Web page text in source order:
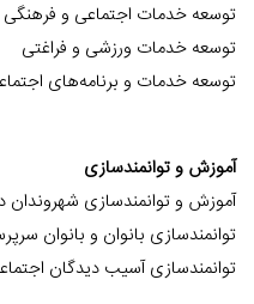
توسعه خدمات اجتماعی و فرهنگی
توسعه خدمات ورزشی و فراغتی
توسعه خدمات و برنامه‌های
آموزش و توانمندسازی
آموزش و توانمندسازی شهروندان
توانمندسازی بانوان و بانوان
توانمندسازی آسیب دیدگان